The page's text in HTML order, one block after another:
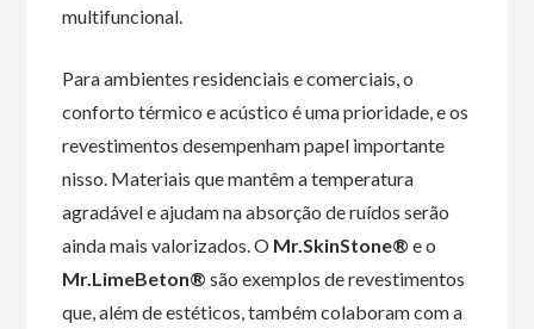
multifuncional.
Para ambientes residenciais e comerciais, o
conforto térmico e acústico é uma prioridade, e os
revestimentos desempenham papel importante
nisso. Materiais que mantêm a temperatura
agradável e ajudam na absorção de ruídos serão
ainda mais valorizados. O Mr.SkinStone® e o
Mr.LimeBeton® são exemplos de revestimentos
que, além de estéticos, também colaboram com a